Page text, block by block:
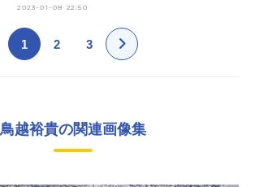
2023-01-08 22:50
1 2 3
鳥越裕貴の関連画像集